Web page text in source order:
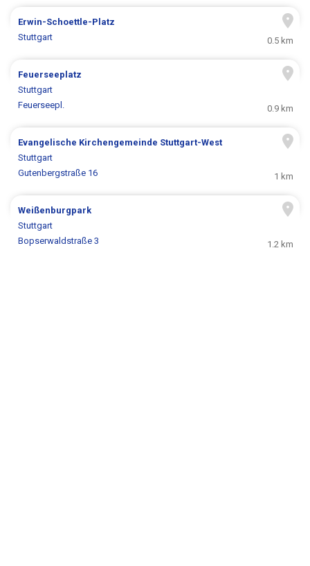
Erwin-Schoettle-Platz
Stuttgart
0.5 km
Feuerseeplatz
Stuttgart
Feuerseepl.
0.9 km
Evangelische Kirchengemeinde Stuttgart-West
Stuttgart
Gutenbergstraße 16
1 km
Weißenburgpark
Stuttgart
Bopserwaldstraße 3
1.2 km